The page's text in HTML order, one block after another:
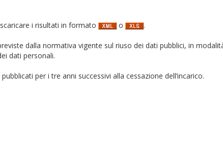
i risultati in formato o .
dalla normativa vigente sul riuso dei dati pubblici, in
dati personali.
per i tre anni successivi alla cessazione dell’incarico.